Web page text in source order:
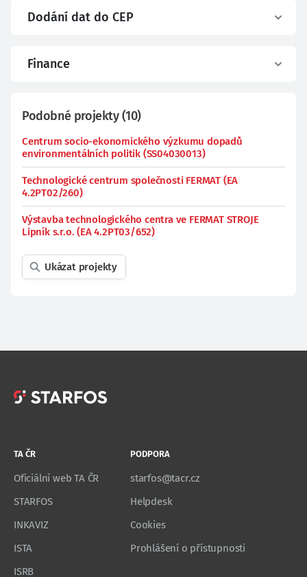
Dodání dat do CEP
Finance
Podobné projekty(10)
Centrum socio-ekonomického výzkumu dopadů
environmentálních politik (SS04030013)
Technologické centrum společnosti FERMAT (EA
4.2PT02/260)
Výstavba technologického centra ve FERMAT STROJE
Lipník s.r.o. (EA 4.2PT03/652)
Ukázat projekty
TA ČR
Oficiální web TA ČR
STARFOS
INKAVIZ
ISTA
ISRB
PODPORA
starfos@tacr.cz
Helpdesk
Cookies
Prohlášení o přístupnosti